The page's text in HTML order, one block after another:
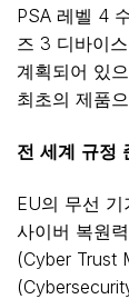
PSA 레벨 4
즈 3 디바이
계획되어 있
최초의 제품
전 세계 규정
EU의 무선
사이버 복원
(Cyber Trust